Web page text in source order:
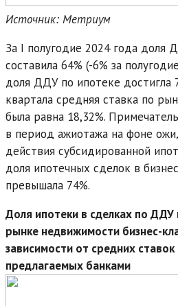
Источник: Метриум
За I полугодие 2024 года доля
составила 64% (-6% за
доля ДДУ по ипотеке достигла
квартала средняя ставка по
была равна 18,32%.
в период ажиотажа на фоне
действия субсидированной
доля ипотечных сделок в
превышала 74%.
Доля ипотеки в сделках по
рынке недвижимости бизнес-
зависимости от средних
предлагаемых банками